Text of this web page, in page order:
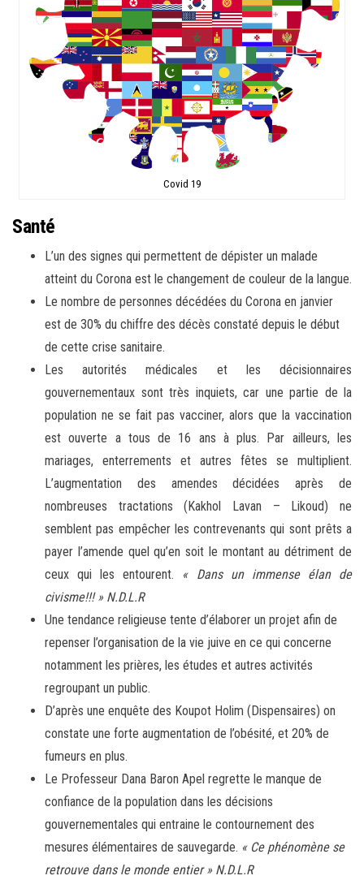
Covid 19
Santé
L’un des signes qui permettent de dépister un malade
atteint du Corona est le changement de couleur de la langue.
Le nombre de personnes décédées du Corona en janvier
est de 30% du chiffre des décès constaté depuis le début
de cette crise sanitaire.
Les autorités médicales et les décisionnaires
gouvernementaux sont très inquiets, car une partie de la
population ne se fait pas vacciner, alors que la vaccination
est ouverte a tous de 16 ans à plus. Par ailleurs, les
mariages, enterrements et autres fêtes se multiplient.
L’augmentation des amendes décidées après de
nombreuses tractations (Kakhol Lavan – Likoud) ne
semblent pas empêcher les contrevenants qui sont prêts a
payer l’amende quel qu’en soit le montant au détriment de
ceux qui les entourent. « Dans un immense élan de
civisme!!! » N.D.L.R
Une tendance religieuse tente d’élaborer un projet afin de
repenser l’organisation de la vie juive en ce qui concerne
notamment les prières, les études et autres activités
regroupant un public.
D’après une enquête des Koupot Holim (Dispensaires) on
constate une forte augmentation de l’obésité, et 20% de
fumeurs en plus.
Le Professeur Dana Baron Apel regrette le manque de
confiance de la population dans les décisions
gouvernementales qui entraine le contournement des
mesures élémentaires de sauvegarde. « Ce phénomène se
retrouve dans le monde entier » N.D.L.R